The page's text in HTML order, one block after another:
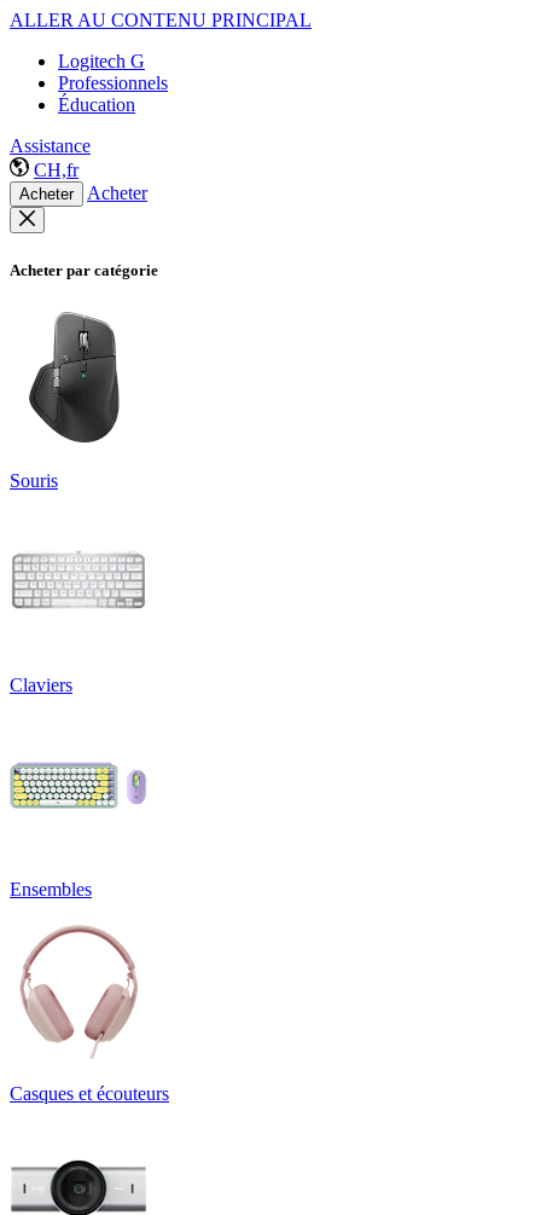
ALLER AU CONTENU PRINCIPAL
Logitech G
Professionnels
Éducation
Assistance
CH,fr
Acheter Acheter
Acheter par catégorie
Souris
Claviers
Ensembles
Casques et écouteurs